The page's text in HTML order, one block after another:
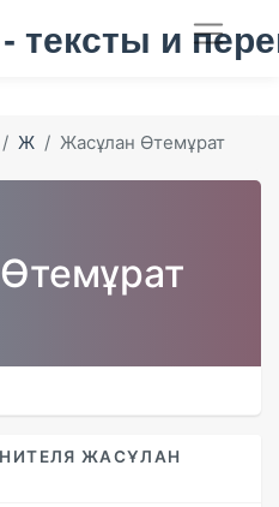
Ж Жасұлан Өтемұрат
ЖАСҰЛАН